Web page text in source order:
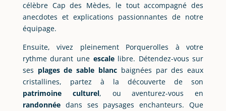
célèbre Cap des Mèdes, le tout accompagné des
anecdotes et explications passionnantes de notre
équipage.
Ensuite, vivez pleinement Porquerolles à votre
rythme durant une escale libre. Détendez-vous sur
ses plages de sable blanc baignées par des eaux
cristallines, partez à la découverte de son
patrimoine culturel, ou aventurez-vous en
randonnéedans ses paysages enchanteurs. Que